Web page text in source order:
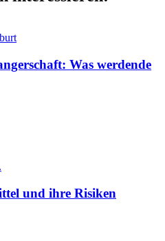
Was werdende
und ihre Risiken